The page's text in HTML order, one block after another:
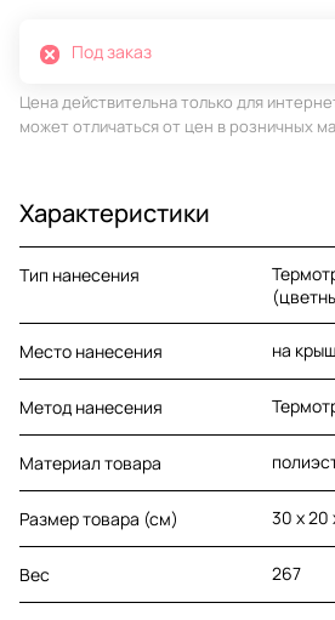
Под заказ
Цена действительна только для
может отличаться от цен в розничных
Характеристики
Тип нанесения
Место нанесения на
Метод нанесения
Материал товара
Размер товара (см) 30 х 20
Вес 267